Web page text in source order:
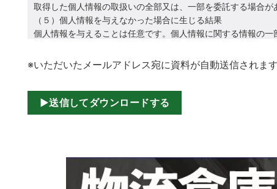
取得した個人情報の取扱いの全部又は、一部を委託する場合が
（５）個人情報を与えなかった場合に生じる結果
個人情報を与えることは任意です。個人情報に関する情報の
（６）開示対象個人情報の開示等および問い合わせ窓口について
ご本人からの求めにより、当社が保有する開示対象個人情報
合せ先」を参照してください。)
（７）本人が容易に認識できない方法による個人情報の取得
合せへの回答後、取得した個人情報は当社内において削除致し
（９）個人情報保護方針
※いただいたメールアドレス宛に資料が自動送信されます